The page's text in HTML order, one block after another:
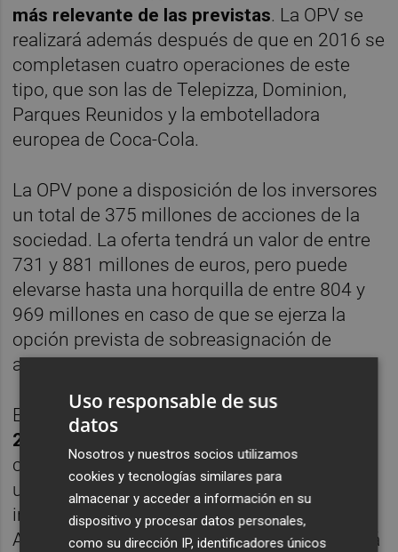
más relevante de las previstas. La OPV se
realizará además después de que en 2016 se
completasen cuatro operaciones de este
tipo, que son las de Telepizza, Dominion,
Parques Reunidos y la embotelladora
europea de Coca-Cola.
La OPV pone a disposición de los inversores
un total de 375 millones de acciones de la
sociedad. La oferta tendrá un valor de entre
731 y 881 millones de euros, pero puede
elevarse hasta una horquilla de entre 804 y
969 millones en caso de que se ejerza la
opción prevista de sobreasignación de
acciones.
En total,Prosegur se desprenderá de un
25% de la sociedad de Cash.
controla actualmente la división mediante
una participación directa del 51% y otra
indirecta del 49% a través de Prosegur
Assets Management, que será la que pondrá
Uso responsable de sus
datos
Nosotros y nuestros socios utilizamos
cookies y tecnologías similares para
almacenar y acceder a información en su
dispositivo y procesar datos personales,
como su dirección IP, identificadores únicos